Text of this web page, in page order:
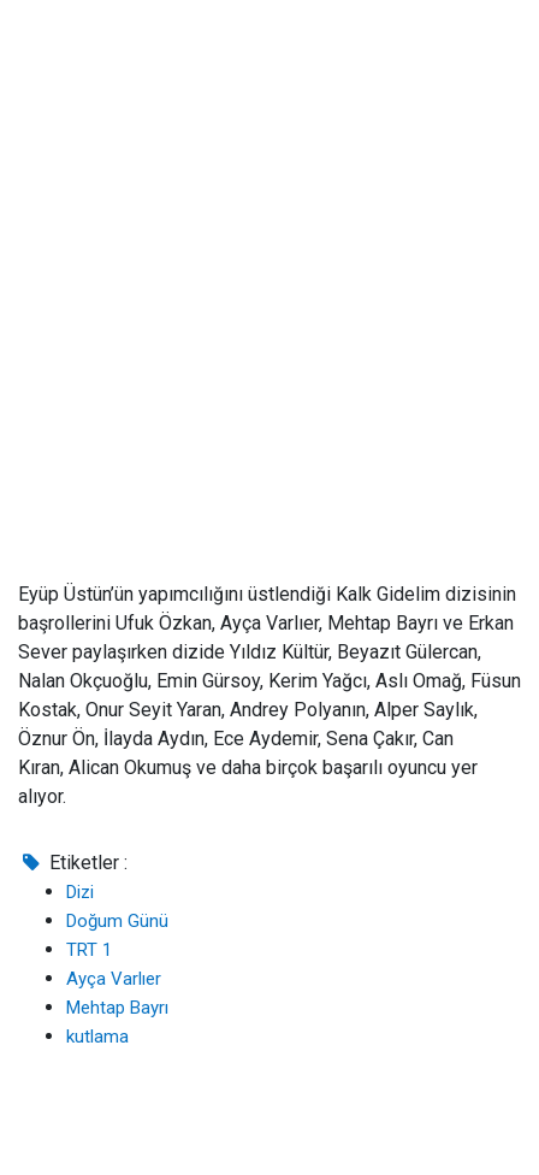
Eyüp Üstün’ün yapımcılığını üstlendiği Kalk Gidelim dizisinin
başrollerini Ufuk Özkan, Ayça Varlıer, Mehtap Bayrı ve Erkan
Sever paylaşırken dizide Yıldız Kültür, Beyazıt Gülercan,
Nalan Okçuoğlu, Emin Gürsoy, Kerim Yağcı, Aslı Omağ, Füsun
Kostak, Onur Seyit Yaran, Andrey Polyanın, Alper Saylık,
Öznur Ön, İlayda Aydın, Ece Aydemir, Sena Çakır, Can
Kıran, Alican Okumuş ve daha birçok başarılı oyuncu yer
alıyor.
Etiketler :
Dizi
Doğum Günü
TRT 1
Ayça Varlıer
Mehtap Bayrı
kutlama